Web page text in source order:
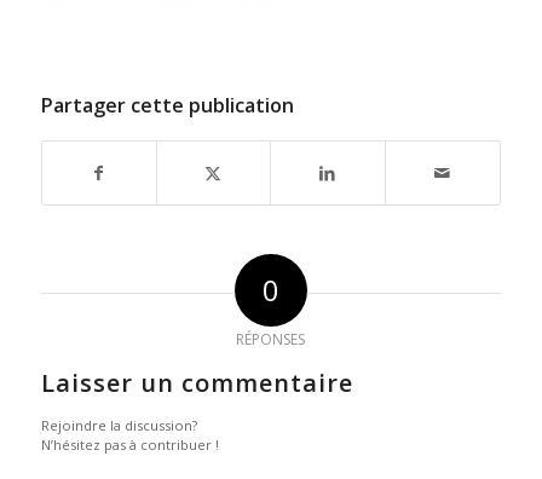
Partager cette publication
0
RÉPONSES
Laisser un commentaire
Rejoindre la discussion?
N’hésitez pas à contribuer !